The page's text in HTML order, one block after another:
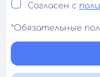
Согласен с
*Обязательные